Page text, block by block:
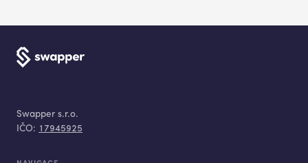
Swapper s.r.o.
IČO: 17945925